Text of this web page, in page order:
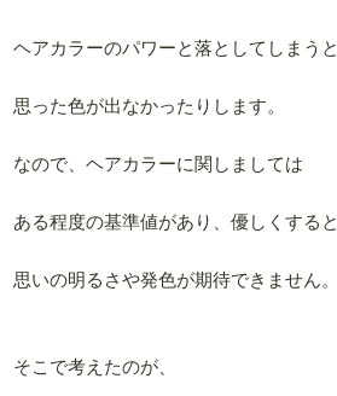
ヘアカラーのパワーと落としてしまうと
思った色が出なかったりします。
なので、ヘアカラーに関しましては
ある程度の基準値があり、優しくすると
思いの明るさや発色が期待できません。
そこで考えたのが、